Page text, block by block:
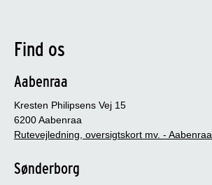
Find os
Aabenraa
Kresten Philipsens Vej 15
6200 Aabenraa
Rutevejledning, oversigtskort mv. - Aabenraa
Sønderborg